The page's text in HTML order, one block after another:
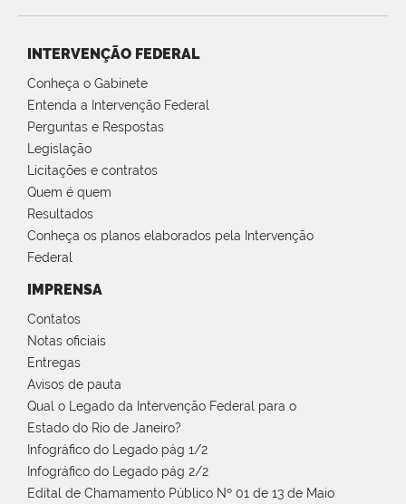
INTERVENÇÃO FEDERAL
Conheça o Gabinete
Entenda a Intervenção Federal
Perguntas e Respostas
Legislação
Licitações e contratos
Quem é quem
Resultados
Conheça os planos elaborados pela Intervenção
Federal
IMPRENSA
Contatos
Notas oficiais
Entregas
Avisos de pauta
Qual o Legado da Intervenção Federal para o
Estado do Rio de Janeiro?
Infográfico do Legado pág 1/2
Infográfico do Legado pág 2/2
Edital de Chamamento Público Nº 01 de 13 de Maio